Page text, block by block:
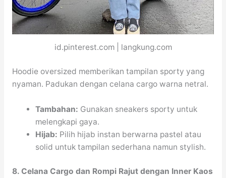
id.pinterest.com | langkung.com
Hoodie oversized memberikan tampilan sporty yang
nyaman. Padukan dengan celana cargo warna netral.
Tambahan: Gunakan sneakers sporty untuk
melengkapi gaya.
Hijab: Pilih hijab instan berwarna pastel atau
solid untuk tampilan sederhana namun stylish.
8. Celana Cargo dan Rompi Rajut dengan Inner Kaos